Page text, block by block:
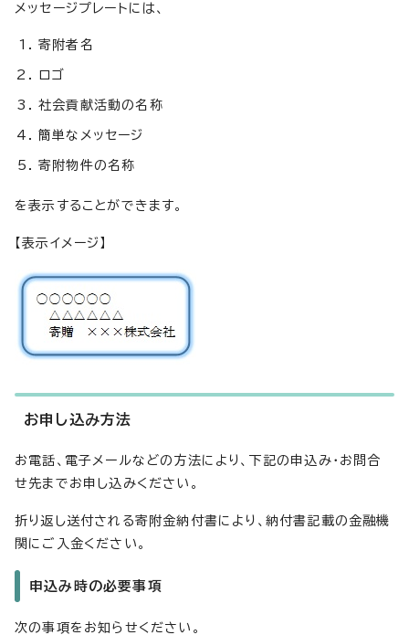
メッセージプレートには、
寄附者名
ロゴ
社会貢献活動の名称
簡単なメッセージ
寄附物件の名称
を表示することができます。
【表示イメージ】
お申し込み方法
お電話、電子メールなどの方法により、下記の申込み・お問合
せ先までお申し込みください。
折り返し送付される寄附金納付書により、納付書記載の金融機
関にご入金ください。
申込み時の必要事項
次の事項をお知らせください。